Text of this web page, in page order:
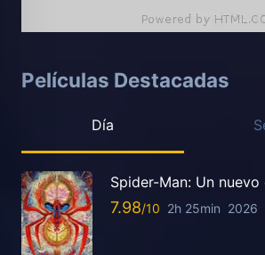
Películas Destacadas
Día
Spider-Man: Un nuevo
7.98 2h 25min 2026